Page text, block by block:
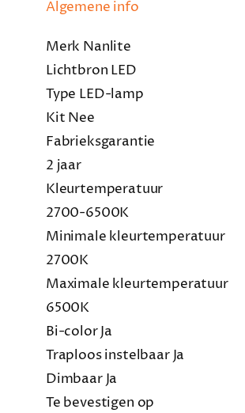
Algemene info
Merk Nanlite
Lichtbron LED
Type LED-lamp
Kit Nee
Fabrieksgarantie
2 jaar
Kleurtemperatuur
2700-6500K
Minimale kleurtemperatuur
2700K
Maximale kleurtemperatuur
6500K
Bi-color Ja
Traploos instelbaar Ja
Dimbaar Ja
Te bevestigen op